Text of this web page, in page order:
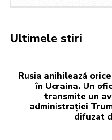
Ultimele stiri
Rusia anihilează
în Ucraina. Un
transmite un
administrației
difuzat